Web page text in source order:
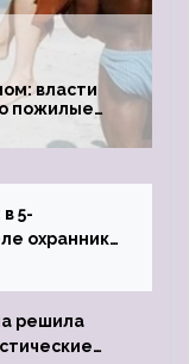
власти
пожилые
5-
охранник
решила